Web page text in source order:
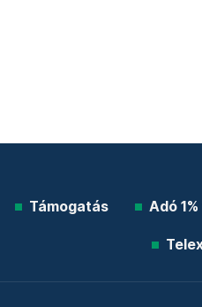
Támogatás Adó